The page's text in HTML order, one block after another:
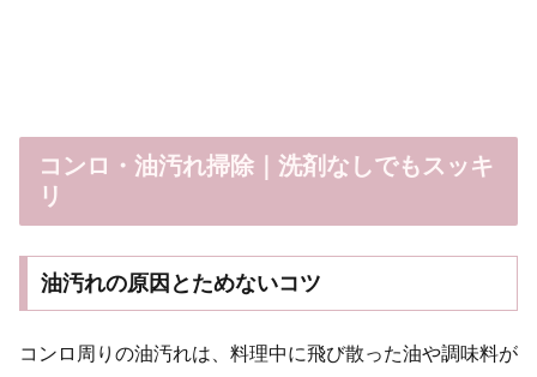
コンロ・油汚れ掃除｜洗剤なしでもスッキ
リ
油汚れの原因とためないコツ
コンロ周りの油汚れは、料理中に飛び散った油や調味料が